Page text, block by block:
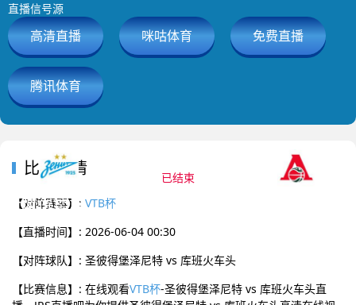
圣彼得堡泽尼特
已结束
直播信号源
高清直播 咪咕体育 免费直播
腾讯体育
比赛详情
【对阵赛事】: VTB杯
【直播时间】: 2026-06-04 00:30
【对阵球队】: 圣彼得堡泽尼特 vs 库班火车头
【比赛信息】: 在线观看VTB杯-圣彼得堡泽尼特 vs 库班火车头直